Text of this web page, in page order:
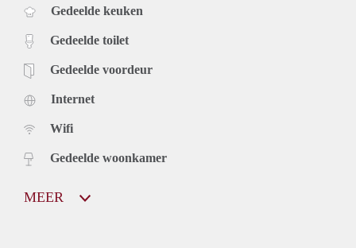
Gedeelde keuken
Gedeelde toilet
Gedeelde voordeur
Internet
Wifi
Gedeelde woonkamer
MEER